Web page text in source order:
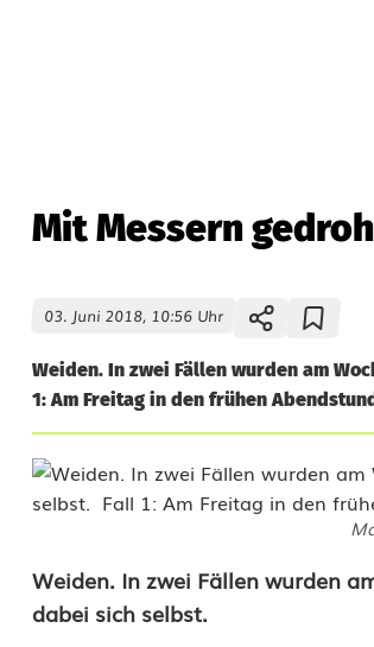
Mit Messern
03. Juni 2018, 10:56 Uhr
Weiden. In zwei Fällen wurden am
1: Am Freitag in den frühen
M
i
Weiden. In zwei Fällen wurden
dabei sich selbst.